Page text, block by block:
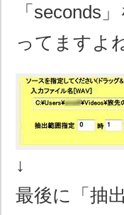
「seconds
ってますよ
↓
最後に「抽